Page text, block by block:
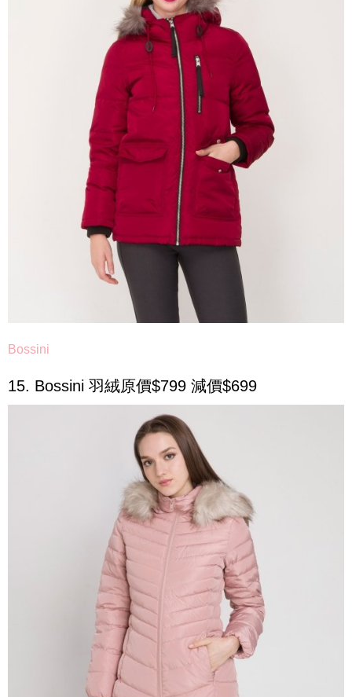
Bossini
15. Bossini 羽絨原價$799 減價$699